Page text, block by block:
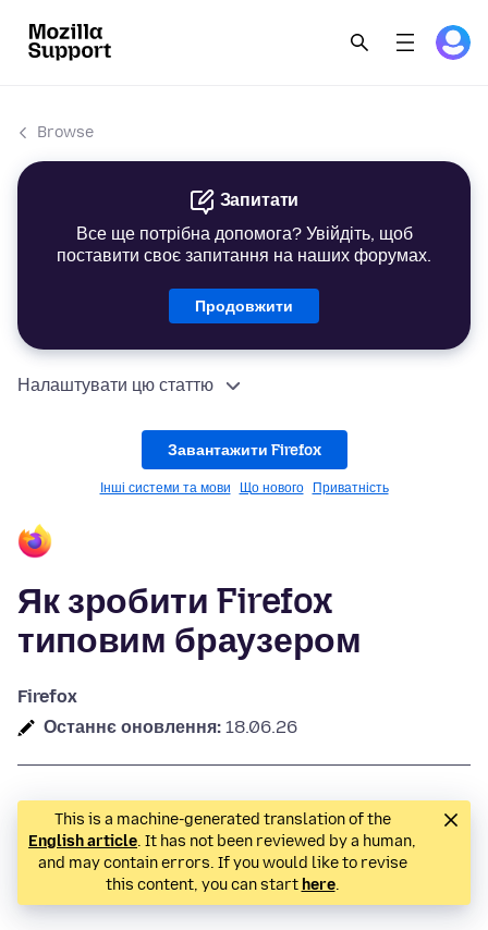
Browse
Запитати
Все ще потрібна допомога? Увійдіть, щоб
поставити своє запитання на наших форумах.
Продовжити
Налаштувати цю статтю
Завантажити Firefox
Інші системи та мови Що нового Приватність
Як зробити Firefox
типовим браузером
Firefox
Останнє оновлення: 18.06.26
This is a machine-generated translation of the
English article. It has not been reviewed by a human,
and may contain errors. If you would like to revise
this content, you can start here.